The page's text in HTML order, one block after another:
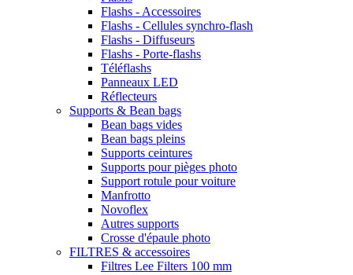
Flashs - Accessoires
Flashs - Cellules synchro-flash
Flashs - Diffuseurs
Flashs - Porte-flashs
Téléflashs
Panneaux LED
Réflecteurs
Supports & Bean bags
Bean bags vides
Bean bags pleins
Supports ceintures
Supports pour pièges photo
Support rotule pour voiture
Manfrotto
Novoflex
Autres supports
Crosse d'épaule photo
FILTRES & accessoires
Filtres Lee Filters 100 mm